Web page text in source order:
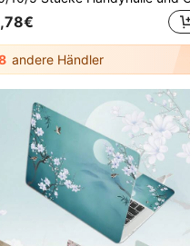
andere Händler